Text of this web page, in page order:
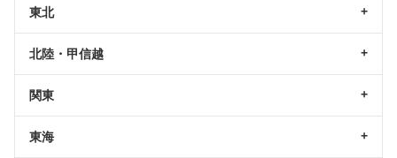
東北
北陸・甲信越
関東
東海